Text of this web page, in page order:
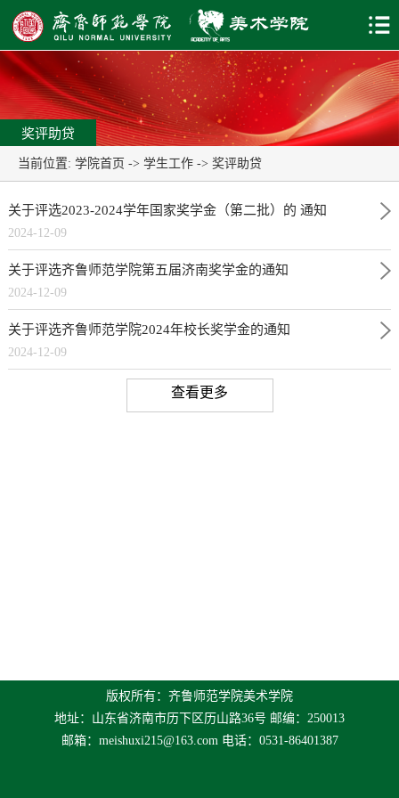
奖评助贷
当前位置: 学院首页 -> 学生工作 -> 奖评助贷
关于评选2023-2024学年国家奖学金（第二批）的 通知
2024-12-09
关于评选齐鲁师范学院第五届济南奖学金的通知
2024-12-09
关于评选齐鲁师范学院2024年校长奖学金的通知
2024-12-09
查看更多
版权所有：齐鲁师范学院美术学院
地址：山东省济南市历下区历山路36号 邮编：250013
邮箱： meishuxi215@163.com电话：0531-86401387